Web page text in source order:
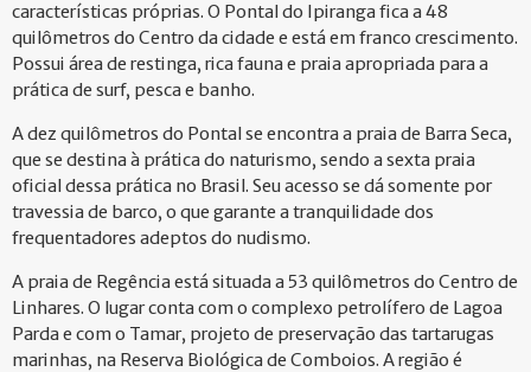
características próprias. O Pontal do Ipiranga fica a 48
quilômetros do Centro da cidade e está em franco crescimento.
Possui área de restinga, rica fauna e praia apropriada para a
prática de surf, pesca e banho.
A dez quilômetros do Pontal se encontra a praia de Barra Seca,
que se destina à prática do naturismo, sendo a sexta praia
oficial dessa prática no Brasil. Seu acesso se dá somente por
travessia de barco, o que garante a tranquilidade dos
frequentadores adeptos do nudismo.
A praia de Regência está situada a 53 quilômetros do Centro de
Linhares. O lugar conta com o complexo petrolífero de Lagoa
Parda e com o Tamar, projeto de preservação das tartarugas
marinhas, na Reserva Biológica de Comboios. A região é